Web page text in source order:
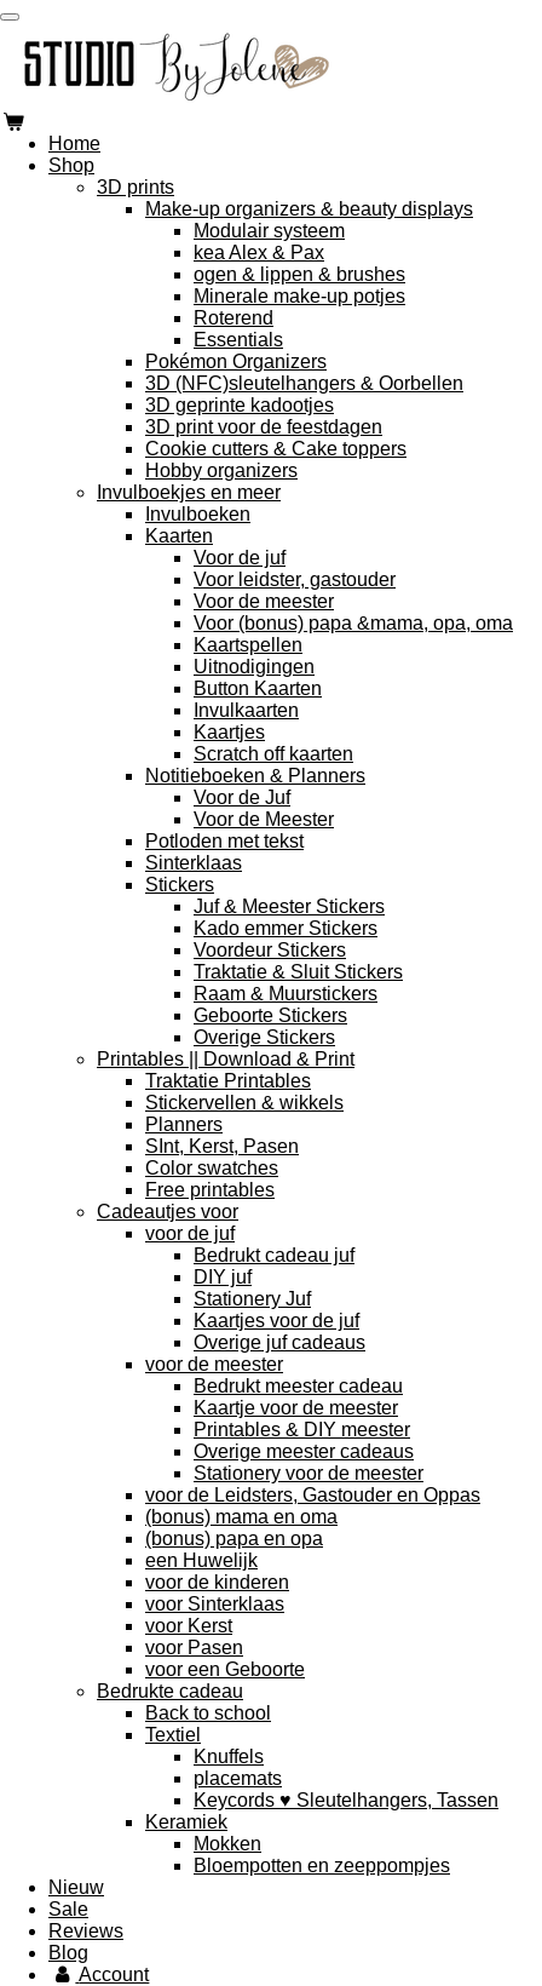
Ga
direct
naar
de
Home
Shop
3D prints
Make-up organizers & beauty displays
Modulair systeem
kea Alex & Pax
ogen & lippen & brushes
Minerale make-up potjes
Roterend
Essentials
Pokémon Organizers
3D (NFC)sleutelhangers & Oorbellen
3D geprinte kadootjes
3D print voor de feestdagen
Cookie cutters & Cake toppers
Hobby organizers
Invulboekjes en meer
Invulboeken
Kaarten
Voor de juf
Voor leidster, gastouder
Voor de meester
Voor (bonus) papa &mama, opa, oma
Kaartspellen
Uitnodigingen
Button Kaarten
Invulkaarten
Kaartjes
Scratch off kaarten
Notitieboeken & Planners
Voor de Juf
Voor de Meester
Potloden met tekst
Sinterklaas
Stickers
Juf & Meester Stickers
Kado emmer Stickers
Voordeur Stickers
Traktatie & Sluit Stickers
Raam & Muurstickers
Geboorte Stickers
Overige Stickers
Printables || Download & Print
Traktatie Printables
Stickervellen & wikkels
Planners
SInt, Kerst, Pasen
Color swatches
Free printables
Cadeautjes voor
voor de juf
Bedrukt cadeau juf
DIY juf
Stationery Juf
Kaartjes voor de juf
Overige juf cadeaus
voor de meester
Bedrukt meester cadeau
Kaartje voor de meester
Printables & DIY meester
Overige meester cadeaus
Stationery voor de meester
voor de Leidsters, Gastouder en Oppas
(bonus) mama en oma
(bonus) papa en opa
een Huwelijk
voor de kinderen
voor Sinterklaas
voor Kerst
voor Pasen
voor een Geboorte
Bedrukte cadeau
Back to school
Textiel
Knuffels
placemats
Keycords ♥ Sleutelhangers, Tassen
Keramiek
Mokken
Bloempotten en zeeppompjes
Nieuw
Sale
Reviews
Blog
Account